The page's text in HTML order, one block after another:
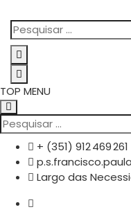
TOP MENU
+ (351) 912 469 261
Largo das